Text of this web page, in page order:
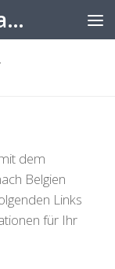
Wohnmobil Stellplatz Datenbank
dem
Belgien
Links
für Ihr